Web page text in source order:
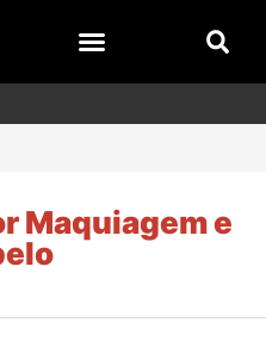
Maquiagem e